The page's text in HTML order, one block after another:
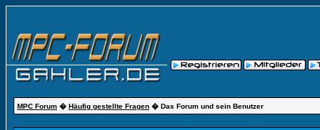
MPC Forum � Häufig gestellte Fragen � Das Forum und sein Benutzer